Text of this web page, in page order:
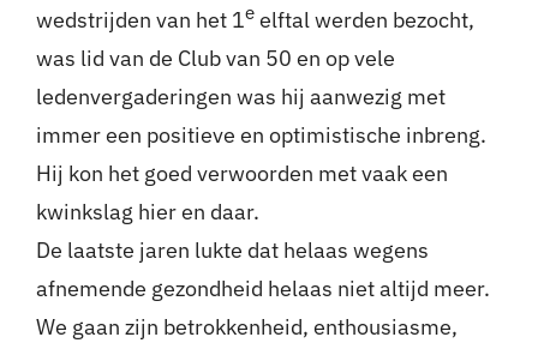
wedstrijden van het 1eelftal werden bezocht,
was lid van de Club van 50 en op vele
ledenvergaderingen was hij aanwezig met
immer een positieve en optimistische inbreng.
Hij kon het goed verwoorden met vaak een
kwinkslag hier en daar.
De laatste jaren lukte dat helaas wegens
afnemende gezondheid helaas niet altijd meer.
We gaan zijn betrokkenheid, enthousiasme,